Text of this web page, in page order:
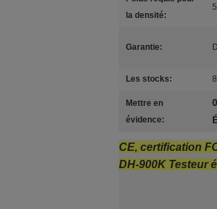
la densité:
Garantie:
Les stocks:
Mettre en
évidence:
CE, certification
DH-900K Testeur